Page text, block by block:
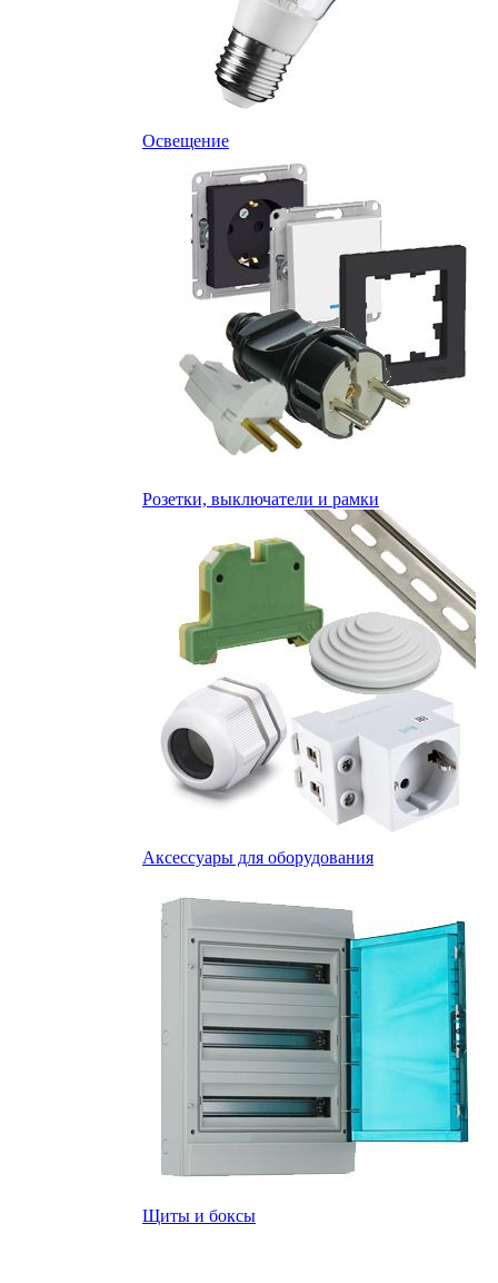
Освещение
Розетки, выключатели и рамки
Аксессуары для оборудования
Щиты и боксы